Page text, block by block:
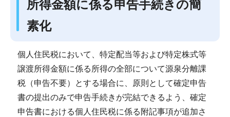
所得金額に係る申告手続きの簡
素化
個人住民税において、特定配当等および特定株式等
譲渡所得金額に係る所得の全部について源泉分離課
税（申告不要）とする場合に、原則として確定申告
書の提出のみで申告手続きが完結できるよう、確定
申告書における個人住民税に係る附記事項が追加さ